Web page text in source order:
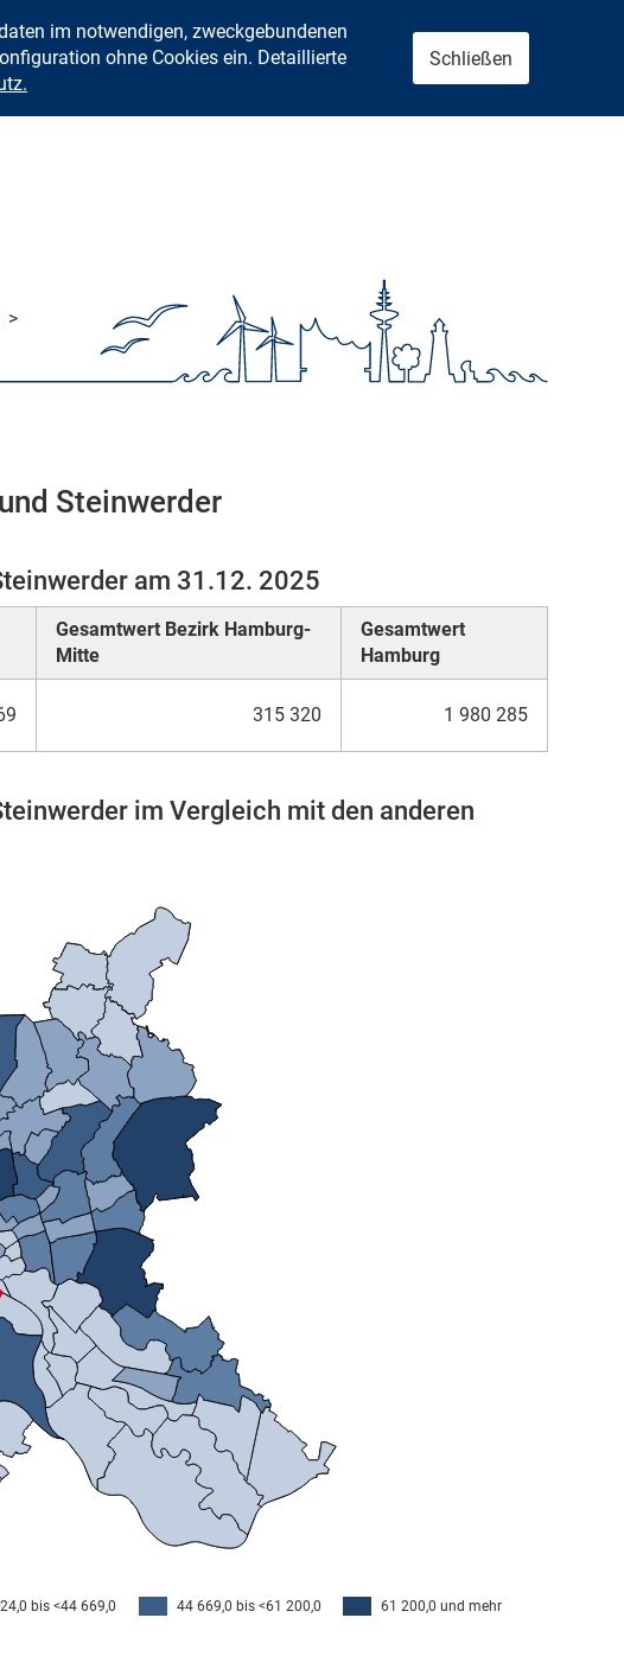
im notwendigen, zweckgebundenen
ohne Cookies ein. Detaillierte
Schließen
>
Steinwerder
am 31.12. 2025
Gesamtwert Bezirk Hamburg-
Mitte
Gesamtwert
Hamburg
315 320 1 980 285
im Vergleich mit den anderen
61 200,0 und mehr
44 669,0 bis <61 200,0
bis <44 669,0